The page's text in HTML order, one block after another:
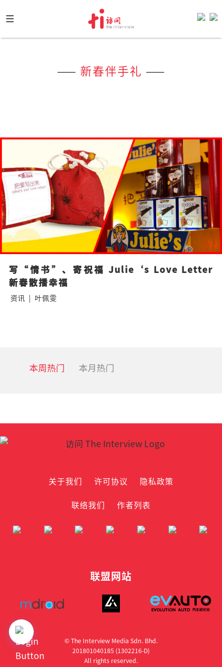
to
content
—— 新春伴手礼 ——
写“情书”、寄祝福 Julie‘s Love Letter
新春散播幸福
资讯 | 叶佩雯
本周热门 本月热门
关于我们 许可协议
隐私政策
联络我们
作者列表
联盟网站
© The Interview Media Sdn. Bhd.
201801040185 (1302216­-D)
All rights reserved.